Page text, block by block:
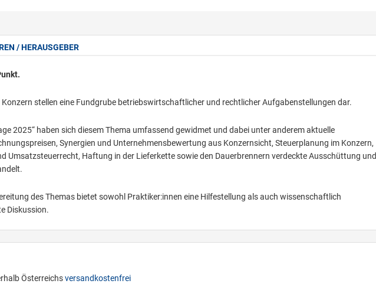
/ HERAUSGEBER
stellen eine Fundgrube betriebswirtschaftlicher und rechtlicher Aufgabenstellungen dar.
2025“ haben sich diesem Thema umfassend gewidmet und dabei unter anderem aktuelle
Synergien und Unternehmensbewertung aus Konzernsicht, Steuerplanung im Konzern,
Umsatzsteuerrecht, Haftung in der Lieferkette sowie den Dauerbrennern verdeckte Ausschüttung und
des Themas bietet sowohl Praktiker:innen eine Hilfestellung als auch wissenschaftlich
Diskussion.
Österreichsversandkostenfrei